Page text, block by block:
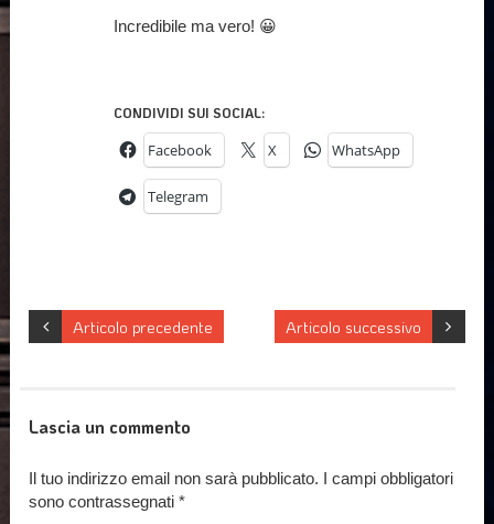
Incredibile ma vero! 😀
CONDIVIDI SUI SOCIAL:
Facebook X WhatsApp
Telegram
Articolo successivo
Articolo precedente
Lascia un commento
Il tuo indirizzo email non sarà pubblicato. I campi obbligatori
sono contrassegnati*